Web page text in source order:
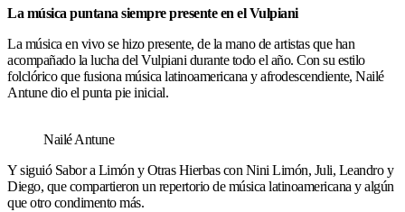
La música puntana siempre presente en el Vulpiani
La música en vivo se hizo presente, de la mano de artistas que han
acompañado la lucha del Vulpiani durante todo el año. Con su estilo
folclórico que fusiona música latinoamericana y afrodescendiente, Nailé
Antune dio el punta pie inicial.
Nailé Antune
Y siguió Sabor a Limón y Otras Hierbas con Nini Limón, Juli, Leandro y
Diego, que compartieron un repertorio de música latinoamericana y algún
que otro condimento más.